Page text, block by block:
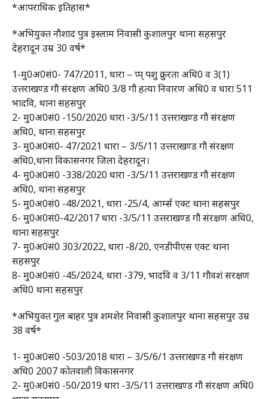
*आपराधिक इतिहास*
*अभियुक्त नौशाद पुत्र इस्लाम निवासी कुशालपुर थाना सहसपुर
देहरादून उम्र 30 वर्ष*
1-मु0अ0सं0- 747/2011, धारा – प्प् पशु क्रुरता अधि0 व 3(1)
उत्तराखण्ड गौ संरक्षण अधि0 3/8 गौ हत्या निवारण अधि0 व धारा 511
भादवि, थाना सहसपुर
2- मु0अ0सं0 -150/2020 धारा -3/5/11 उत्तराखण्ड गौ संरक्षण
अधि0, थाना सहसपुर
3- मु0अ0सं0- 47/2021 धारा – 3/5/11 उत्तराखण्ड गौ संरक्षण
अधि0,थाना विकासनगर जिला देहरादून।
4- मु0अ0सं0 -338/2020 धारा -3/5/11 उत्तराखण्ड गौ संरक्षण
अधि0, थाना सहसपुर
5- मु0अ0सं0 -48/2021, धारा -25/4, आर्म्स एक्ट थाना सहसपुर
6- मु0अ0सं0-42/2017 धारा -3/5/11 उत्तराखण्ड गौ संरक्षण अधि0,
थाना सहसपुर
7- मु0अ0सं0 303/2022, धारा -8/20, एनडीपीएस एक्ट थाना
सहसपुर
8- मु0अ0सं0 -45/2024, धारा -379, भादवि व 3/11 गौवशं सरक्षण
अधि0 थाना सहसपुर
*अभियुक्त गुल बाहर पुत्र शमशेर निवासी कुशालपुर थाना सहसपुर उम्र
38 वर्ष*
1- मु0अ0सं0 -503/2018 धारा – 3/5/6/1 उत्तराखण्ड गौ संरक्षण
अधि0 2007 कोतवाली विकासनगर
2- मु0अ0सं0 -50/2019 धारा -3/5/11 उत्तराखण्ड गौ संरक्षण अधि0